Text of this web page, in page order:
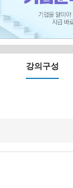
강의구성